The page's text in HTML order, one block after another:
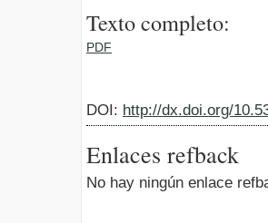
Texto completo:
PDF
DOI: http://dx.doi.org/
Enlaces refback
No hay ningún enlace